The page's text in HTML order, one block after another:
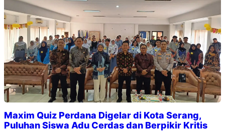
Maxim Quiz Perdana Digelar di Kota Serang,
Puluhan Siswa Adu Cerdas dan Berpikir Kritis